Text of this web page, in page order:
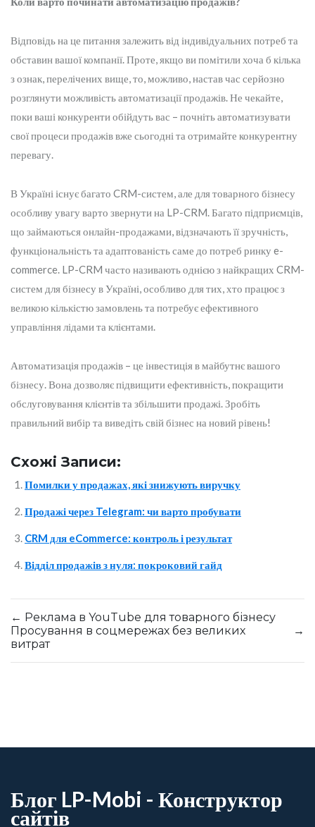
Відповідь на це питання залежить від індивідуальних потреб та
обставин вашої компанії. Проте, якщо ви помітили хоча б кілька
з ознак, перелічених вище, то, можливо, настав час серйозно
розглянути можливість автоматизації продажів. Не чекайте,
поки ваші конкуренти обійдуть вас – почніть автоматизувати
свої процеси продажів вже сьогодні та отримайте конкурентну
перевагу.
В Україні існує багато CRM-систем, але для товарного бізнесу
особливу увагу варто звернути на LP-CRM. Багато підприємців,
що займаються онлайн-продажами, відзначають її зручність,
функціональність та адаптованість саме до потреб ринку e-
commerce. LP-CRM часто називають однією з найкращих CRM-
систем для бізнесу в Україні, особливо для тих, хто працює з
великою кількістю замовлень та потребує ефективного
управління лідами та клієнтами.
Автоматизація продажів – це інвестиція в майбутнє вашого
бізнесу. Вона дозволяє підвищити ефективність, покращити
обслуговування клієнтів та збільшити продажі. Зробіть
правильний вибір та виведіть свій бізнес на новий рівень!
Схожі Записи:
Помилки у продажах, які знижують виручку
Продажі через Telegram: чи варто пробувати
CRM для eCommerce: контроль і результат
Відділ продажів з нуля: покроковий гайд
← Реклама в YouTube для товарного бізнесу
→
Просування в соцмережах без великих
витрат
Блог LP-Mobi - Конструктор
сайтів